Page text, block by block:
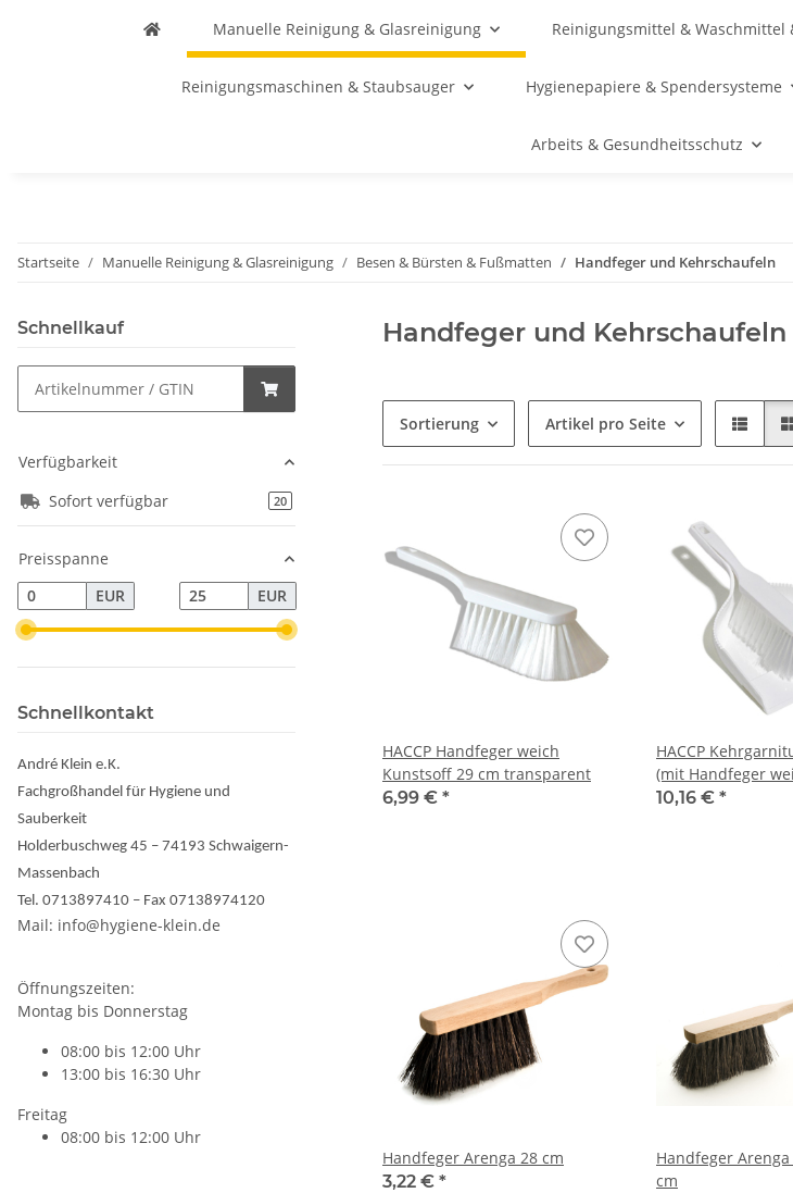
Manuelle Reinigung & Glasreinigung Reinigungsmittel & Waschmittel
Reinigungsmaschinen & Staubsauger Hygienepapiere & Spendersysteme
Arbeits & Gesundheitsschutz
Startseite Manuelle Reinigung & Glasreinigung Besen & Bürsten & Fußmatten Handfeger und Kehrschaufeln
Handfeger und Kehrschaufeln
Sortierung Artikel pro Seite
HACCP Handfeger weich
Kunstsoff 29 cm transparent
6,99 € *
HACCP
(mit Handfeger
10,16 € *
Handfeger Arenga 28 cm
3,22 € *
Handfeger
cm
Schnellkauf
Verfügbarkeit
Sofort verfügbar
20Artikel gefunden
Preisspanne
EUR
EUR
Schnellkontakt
André Klein e.K.
Fachgroßhandel für Hygiene und
Sauberkeit
Holderbuschweg 45 – 74193 Schwaigern-
Massenbach
Tel. 0713897410 – Fax 07138974120
Mail: info@hygiene-klein.de
Öffnungszeiten:
Montag bis Donnerstag
08:00 bis 12:00 Uhr
13:00 bis 16:30 Uhr
Freitag
08:00 bis 12:00 Uhr